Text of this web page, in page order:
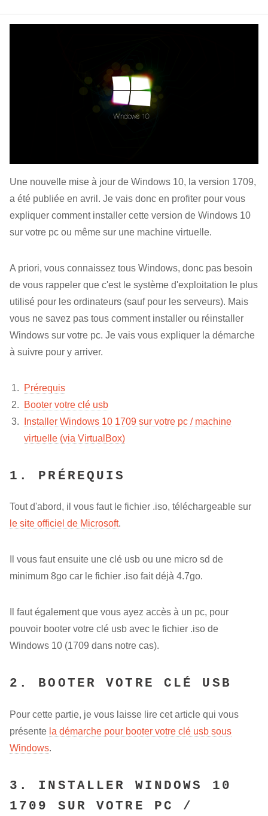
Une nouvelle mise à jour de Windows 10, la version 1709,
a été publiée en avril. Je vais donc en profiter pour vous
expliquer comment installer cette version de Windows 10
sur votre pc ou même sur une machine virtuelle.
A priori, vous connaissez tous Windows, donc pas besoin
de vous rappeler que c'est le système d'exploitation le plus
utilisé pour les ordinateurs (sauf pour les serveurs). Mais
vous ne savez pas tous comment installer ou réinstaller
Windows sur votre pc. Je vais vous expliquer la démarche
à suivre pour y arriver.
Prérequis
Booter votre clé usb
Installer Windows 10 1709 sur votre pc / machine
virtuelle (via VirtualBox)
1. PRÉREQUIS
Tout d'abord, il vous faut le fichier .iso, téléchargeable sur
le site officiel de Microsoft.
Il vous faut ensuite une clé usb ou une micro sd de
minimum 8go car le fichier .iso fait déjà 4.7go.
Il faut également que vous ayez accès à un pc, pour
pouvoir booter votre clé usb avec le fichier .iso de
Windows 10 (1709 dans notre cas).
2. BOOTER VOTRE CLÉ USB
Pour cette partie, je vous laisse lire cet article qui vous
présente la démarche pour booter votre clé usb sous
Windows.
3. INSTALLER WINDOWS 10
1709 SUR VOTRE PC /